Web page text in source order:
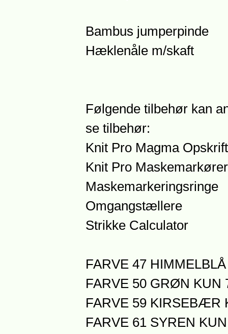
Bambus jumperpinde
Hæklenåle m/skaft
Følgende tilbehør kan
se tilbehør:
Knit Pro Magma
Knit Pro Maskemarkører
Maskemarkeringsringe
Omgangstællere
Strikke Calculator
FARVE 47
FARVE 50 GRØN KUN
FARVE 59 KIRSEBÆR
FARVE 61 SYREN